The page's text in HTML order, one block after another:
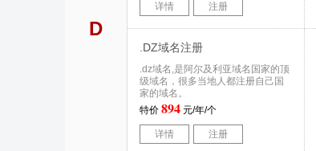
D
详情 注册
.DZ域名注册
.dz域名,是阿尔及利亚域名国家的顶
级域名，很多当地人都注册自己国
家的域名。
特价 894 元/年/个
详情 注册